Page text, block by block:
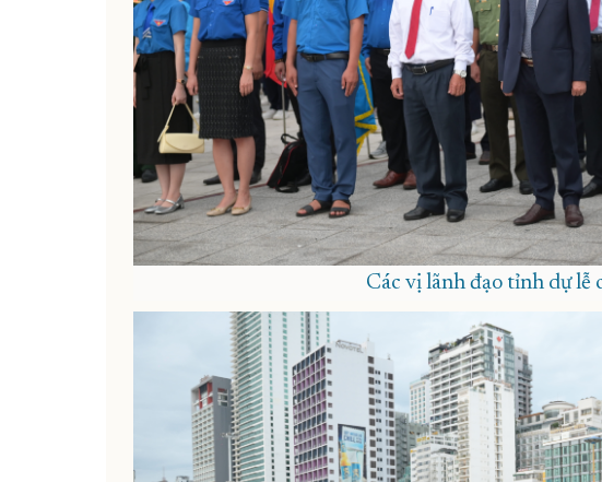
Các vị lãnh đạo tỉnh dự lễ